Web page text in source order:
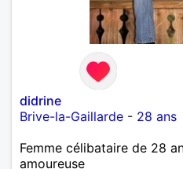
didrine
Brive-la-Gaillarde - 28 ans
Femme célibataire de 28
amoureuse